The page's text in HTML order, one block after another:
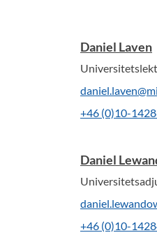
Daniel Laven
+46 (0)10-
Daniel
+46 (0)10-